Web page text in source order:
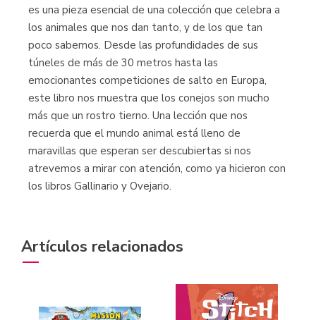
es una pieza esencial de una colección que celebra a
los animales que nos dan tanto, y de los que tan
poco sabemos. Desde las profundidades de sus
túneles de más de 30 metros hasta las
emocionantes competiciones de salto en Europa,
este libro nos muestra que los conejos son mucho
más que un rostro tierno. Una lección que nos
recuerda que el mundo animal está lleno de
maravillas que esperan ser descubiertas si nos
atrevemos a mirar con atención, como ya hicieron con
los libros Gallinario y Ovejario.
Artículos relacionados